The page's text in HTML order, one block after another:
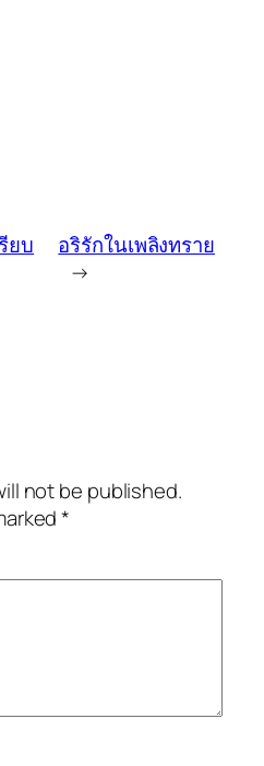
ยบ
อริรักในเพลิงทราย
→
not be published.
*